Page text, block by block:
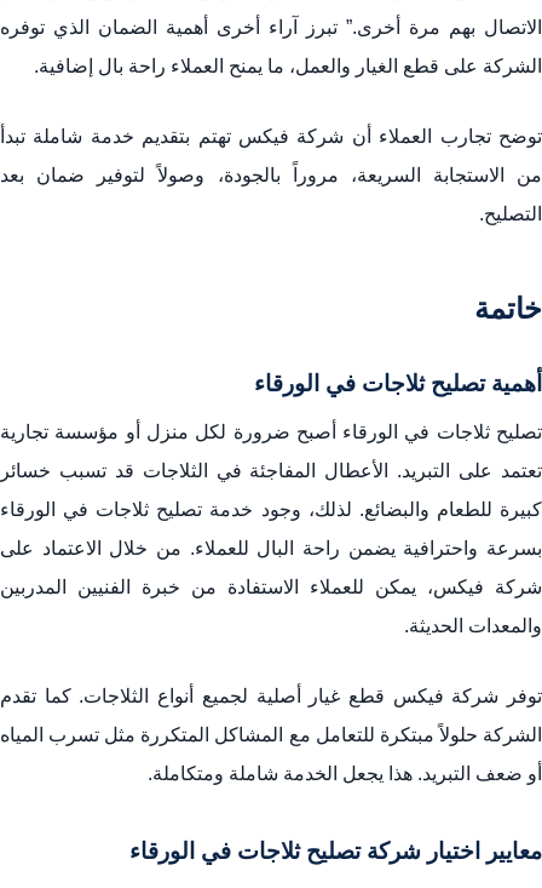
الاتصال بهم مرة أخرى.” تبرز آراء أخرى أهمية الضمان الذي توفره
الشركة على قطع الغيار والعمل، ما يمنح العملاء راحة بال إضافية.
توضح تجارب العملاء أن شركة فيكس تهتم بتقديم خدمة شاملة تبدأ
من الاستجابة السريعة، مروراً بالجودة، وصولاً لتوفير ضمان بعد
التصليح.
خاتمة
أهمية تصليح ثلاجات في الورقاء
تصليح ثلاجات في الورقاء أصبح ضرورة لكل منزل أو مؤسسة تجارية
تعتمد على التبريد. الأعطال المفاجئة في الثلاجات قد تسبب خسائر
كبيرة للطعام والبضائع. لذلك، وجود خدمة تصليح ثلاجات في الورقاء
بسرعة واحترافية يضمن راحة البال للعملاء. من خلال الاعتماد على
شركة فيكس، يمكن للعملاء الاستفادة من خبرة الفنيين المدربين
والمعدات الحديثة.
توفر شركة فيكس قطع غيار أصلية لجميع أنواع الثلاجات. كما تقدم
الشركة حلولاً مبتكرة للتعامل مع المشاكل المتكررة مثل تسرب المياه
أو ضعف التبريد. هذا يجعل الخدمة شاملة ومتكاملة.
معايير اختيار شركة تصليح ثلاجات في الورقاء